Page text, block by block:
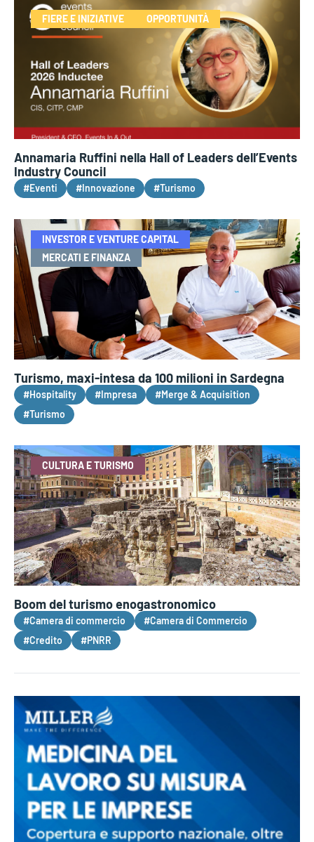
FIERE E INIZIATIVE OPPORTUNITÀ
Annamaria Ruffini nella Hall of Leaders dell’Events
Industry Council
#Eventi #Innovazione #Turismo
INVESTOR E VENTURE CAPITAL
MERCATI E FINANZA
Turismo, maxi-intesa da 100 milioni in Sardegna
#Hospitality #Impresa
#Merge & Acquisition
#Turismo
CULTURA E TURISMO
Boom del turismo enogastronomico
#Camera di commercio
#Camera di Commercio
#Credito
#PNRR